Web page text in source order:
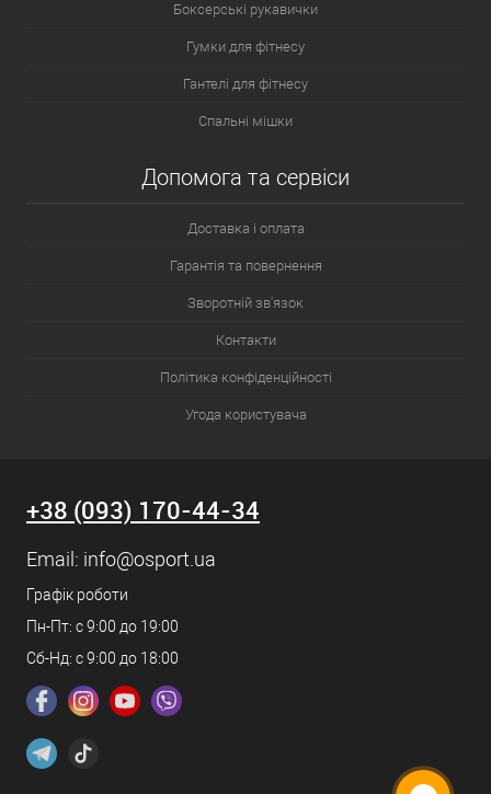
Боксерські рукавички
Гумки для фітнесу
Гантелі для фітнесу
Спальні мішки
Допомога та сервіси
Доставка і оплата
Гарантія та повернення
Зворотній зв'язок
Контакти
Політика конфіденційності
Угода користувача
+38 (093) 170-44-34
Email: info@osport.ua
Графік роботи
Пн-Пт: с 9:00 до 19:00
Сб-Нд: с 9:00 до 18:00